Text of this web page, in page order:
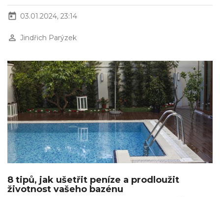
today 03.01.2024, 23:14
perm_identity Jindřich Parýzek
8 tipů, jak ušetřit peníze a prodloužit
životnost vašeho bazénu